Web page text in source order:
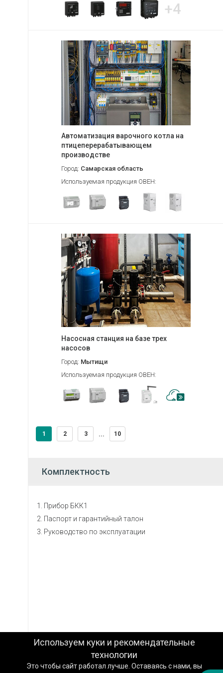
+4
Автоматизация варочного котла на
птицеперерабатывающем
производстве
Город: Самарская область
Используемая продукция ОВЕН:
Насосная станция на базе трех
насосов
Город: Мытищи
Используемая продукция ОВЕН:
1 2 3 ... 10
Комплектность
Прибор БКК1
Паспорт и гарантийный талон
Руководство по эксплуатации
Цены
Используем куки и рекомендательные
технологии
Это чтобы сайт работал лучше. Оставаясь с нами, вы
Вопросы по заказу